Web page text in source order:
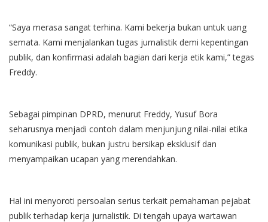
“Saya merasa sangat terhina. Kami bekerja bukan untuk uang
semata. Kami menjalankan tugas jurnalistik demi kepentingan
publik, dan konfirmasi adalah bagian dari kerja etik kami,” tegas
Freddy.
Sebagai pimpinan DPRD, menurut Freddy, Yusuf Bora
seharusnya menjadi contoh dalam menjunjung nilai-nilai etika
komunikasi publik, bukan justru bersikap eksklusif dan
menyampaikan ucapan yang merendahkan.
Hal ini menyoroti persoalan serius terkait pemahaman pejabat
publik terhadap kerja jurnalistik. Di tengah upaya wartawan